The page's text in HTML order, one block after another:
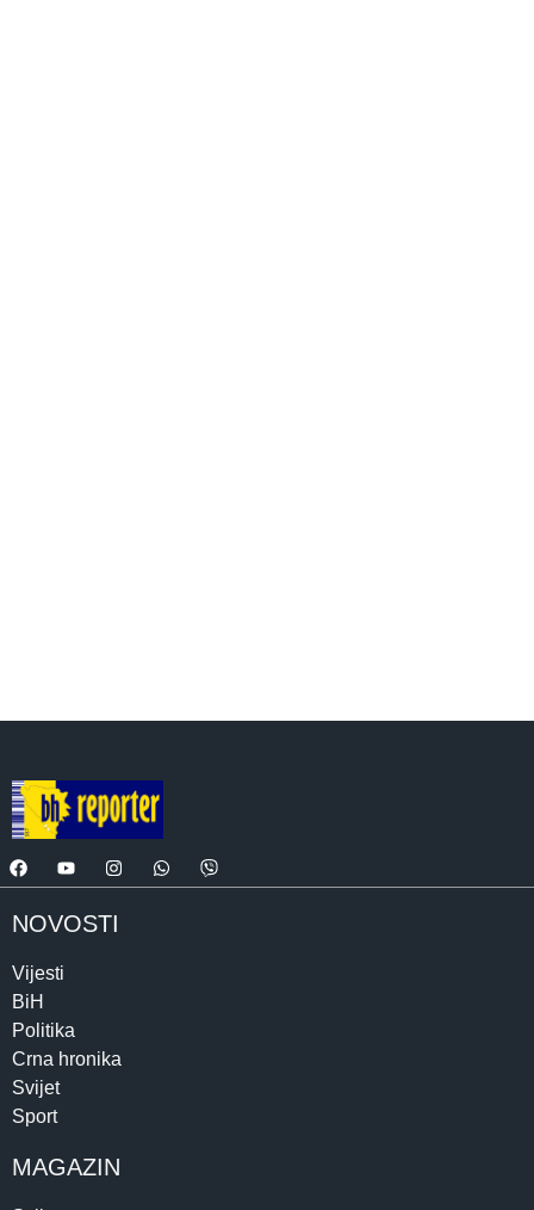
NOVOSTI
Vijesti
BiH
Politika
Crna hronika
Svijet
Sport
MAGAZIN